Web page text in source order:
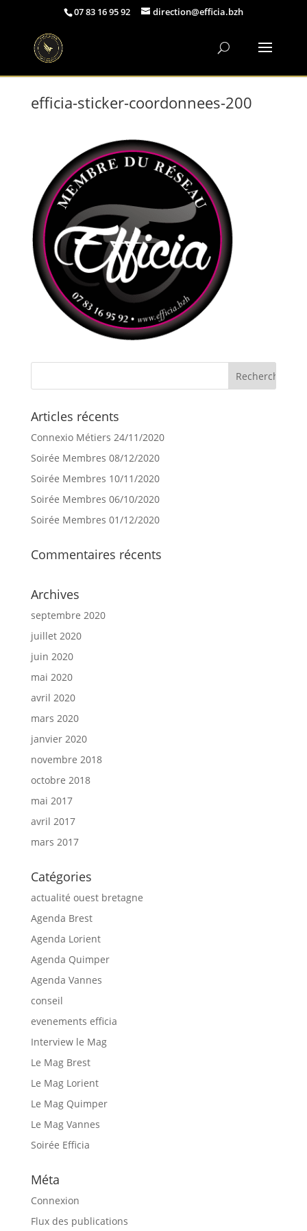
07 83 16 95 92 direction@efficia.bzh
efficia-sticker-coordonnees-200
Articles récents
Connexio Métiers 24/11/2020
Soirée Membres 08/12/2020
Soirée Membres 10/11/2020
Soirée Membres 06/10/2020
Soirée Membres 01/12/2020
Commentaires récents
Archives
septembre 2020
juillet 2020
juin 2020
mai 2020
avril 2020
mars 2020
janvier 2020
novembre 2018
octobre 2018
mai 2017
avril 2017
mars 2017
Catégories
actualité ouest bretagne
Agenda Brest
Agenda Lorient
Agenda Quimper
Agenda Vannes
conseil
evenements efficia
Interview le Mag
Le Mag Brest
Le Mag Lorient
Le Mag Quimper
Le Mag Vannes
Soirée Efficia
Méta
Connexion
Flux des publications